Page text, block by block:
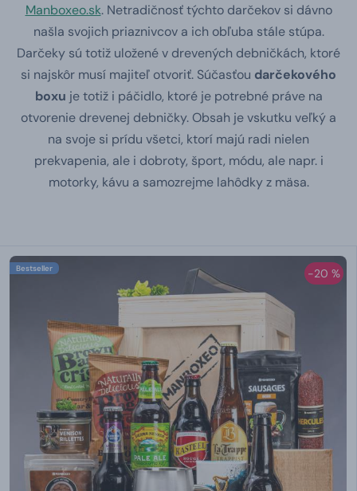
Manboxeo.sk. Netradičnosť týchto darčekov si dávno
našla svojich priaznivcov a ich obľuba stále stúpa.
Darčeky sú totiž uložené v drevených debničkách, ktoré
si najskôr musí majiteľ otvoriť. Súčasťou darčekového
boxu je totiž i páčidlo, ktoré je potrebné práve na
otvorenie drevenej debničky. Obsah je vskutku veľký a
na svoje si prídu všetci, ktorí majú radi nielen
prekvapenia, ale i dobroty, šport, módu, ale napr. i
motorky, kávu a samozrejme lahôdky z mäsa.
-20 %
Bestseller